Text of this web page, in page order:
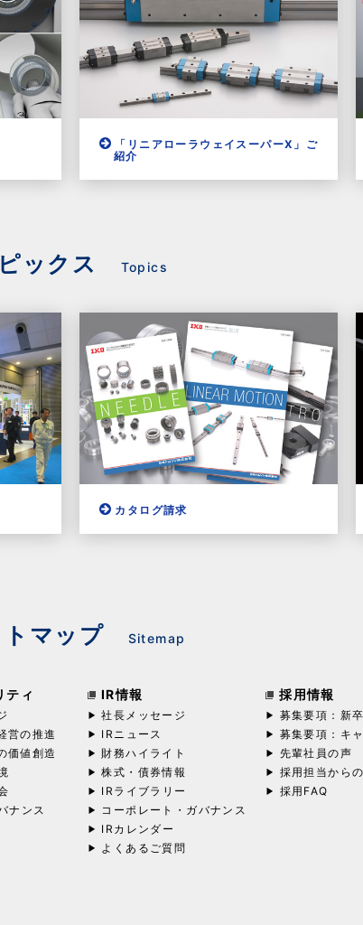
「リニアローラウェイスーパーX」ご
紹介
ピックス Topics
カタログ請求
トマップ Sitemap
ティ
営の推進
価値創造
ナンス
IR情報
社長メッセージ
IRニュース
財務ハイライト
株式・債券情報
IRライブラリー
コーポレート・ガバナンス
IRカレンダー
よくあるご質問
採用情報
募集要項：新
募集要項：キ
先輩社員の声
採用担当から
採用FAQ